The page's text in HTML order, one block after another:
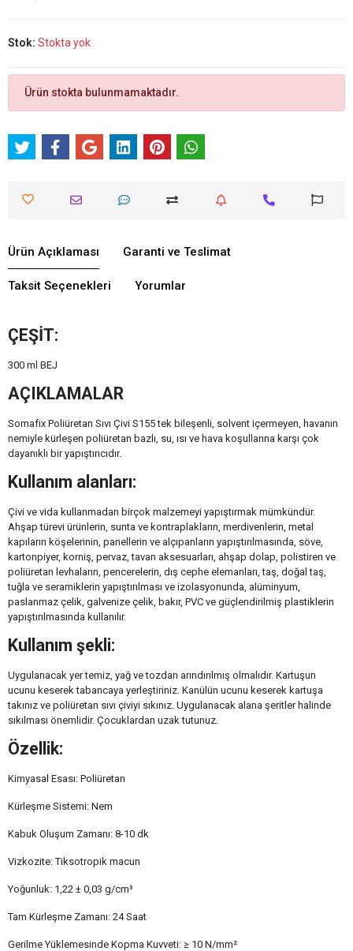
Stok: Stokta yok
Ürün stokta bulunmamaktadır.
Ürün Açıklaması Garanti ve Teslimat
Taksit Seçenekleri Yorumlar
ÇEŞİT:
300 ml BEJ
AÇIKLAMALAR
Somafix Poliüretan Sıvı Çivi S155 tek bileşenli, solvent içermeyen, havanın
nemiyle kürleşen poliüretan bazlı, su, ısı ve hava koşullarına karşı çok
dayanıklı bir yapıştırıcıdır.
Kullanım alanları:
Çivi ve vida kullanmadan birçok malzemeyi yapıştırmak mümkündür.
Ahşap türevi ürünlerin, sunta ve kontraplakların, merdivenlerin, metal
kapıların köşelerinin, panellerin ve alçıpanların yapıştırılmasında, söve,
kartonpiyer, korniş, pervaz, tavan aksesuarları, ahşap dolap, polistiren ve
poliüretan levhaların, pencerelerin, dış cephe elemanları, taş, doğal taş,
tuğla ve seramiklerin yapıştırılması ve izolasyonunda, alüminyum,
paslanmaz çelik, galvenize çelik, bakır, PVC ve güçlendirilmiş plastiklerin
yapıştırılmasında kullanılır.
Kullanım şekli:
Uygulanacak yer temiz, yağ ve tozdan arındırılmış olmalıdır. Kartuşun
ucunu keserek tabancaya yerleştiriniz. Kanülün ucunu keserek kartuşa
takınız ve poliüretan sıvı çiviyi sıkınız. Uygulanacak alana şeritler halinde
sıkılması önemlidir. Çocuklardan uzak tutunuz.
Özellik:
Kimyasal Esası: Poliüretan
Kürleşme Sistemi: Nem
Kabuk Oluşum Zamanı: 8-10 dk
Vizkozite: Tiksotropik macun
Yoğunluk: 1,22 ± 0,03 g/cm³
Tam Kürleşme Zamanı: 24 Saat
Gerilme Yüklemesinde Kopma Kuvveti: ≥ 10 N/mm²